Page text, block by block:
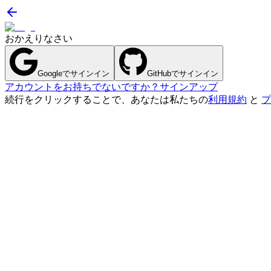
おかえりなさい
Googleでサインイン GitHubでサインイン
アカウントをお持ちでないですか？サインアップ
続行をクリックすることで、あなたは私たちの利用規約 と